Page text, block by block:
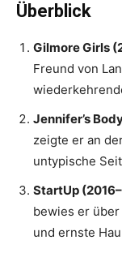
Überblick
Gilmore Girls
Freund von
Jennifer’s
zeigte er an
untypische
StartUp
bewies er
und ernste